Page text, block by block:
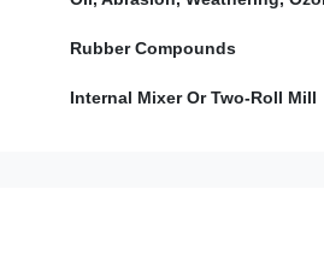
Rubber Compounds
Internal Mixer Or Two-Roll Mill